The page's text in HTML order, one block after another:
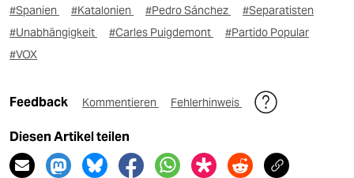
#Spanien #Katalonien #Pedro Sánchez
#Separatisten
#Unabhängigkeit
#Carles Puigdemont
#Partido Popular
#VOX
Feedback Kommentieren Fehlerhinweis
Diesen Artikel teilen